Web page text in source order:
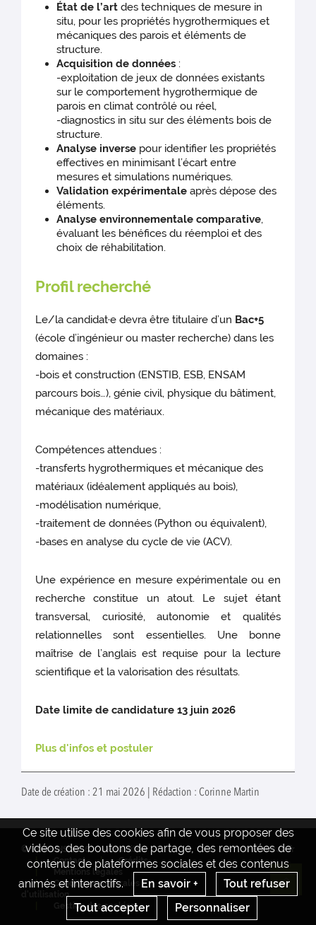
État de l’art des techniques de mesure in
situ, pour les propriétés hygrothermiques et
mécaniques des parois et éléments de
structure.
Acquisition de données :
-exploitation de jeux de données existants
sur le comportement hygrothermique de
parois en climat contrôlé ou réel,
-diagnostics in situ sur des éléments bois de
structure.
Analyse inverse pour identifier les propriétés
effectives en minimisant l’écart entre
mesures et simulations numériques.
Validation expérimentale après dépose des
éléments.
Analyse environnementale comparative,
évaluant les bénéfices du réemploi et des
choix de réhabilitation.
Profil recherché
Le/la candidat·e devra être titulaire d’un Bac+5
(école d’ingénieur ou master recherche) dans les
domaines :
-bois et construction (ENSTIB, ESB, ENSAM
parcours bois…), génie civil, physique du bâtiment,
mécanique des matériaux.
Compétences attendues :
-transferts hygrothermiques et mécanique des
matériaux (idéalement appliqués au bois),
-modélisation numérique,
-traitement de données (Python ou équivalent),
-bases en analyse du cycle de vie (ACV).
Une expérience en mesure expérimentale ou en
recherche constitue un atout. Le sujet étant
transversal, curiosité, autonomie et qualités
relationnelles sont essentielles. Une bonne
maîtrise de l’anglais est requise pour la lecture
scientifique et la valorisation des résultats.
Date limite de candidature 13 juin 2026
Plus d'infos et postuler
Date de création : 21 mai 2026 | Rédaction : Corinne Martin
Ce site utilise des cookies afin de vous proposer des
vidéos, des boutons de partage, des remontées de
contenus de plateformes sociales et des contenus
animés et interactifs.
En savoir +
Tout refuser
Tout accepter
Personnaliser
© GDRBOIS 2026
Actualités
Contact
Crédits
Mentions legales
Conditions générales
d'utilisation
Gestion des cookies
www.inrae.fr